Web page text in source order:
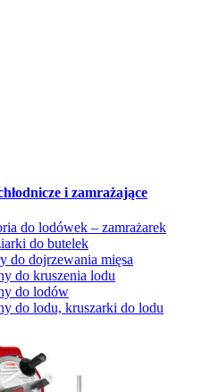
i zamrażające
do lodówek – zamrażarek
do butelek
do dojrzewania mięsa
do kruszenia lodu
do lodów
do lodu, kruszarki do lodu